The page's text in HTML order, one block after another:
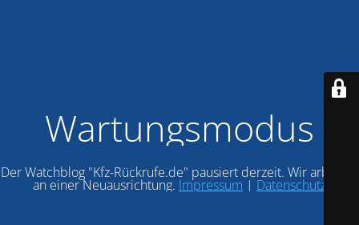
Wartungsmodus
Der Watchblog "Kfz-Rückrufe.de" pausiert derzeit. Wir arbeiten
an einer Neuausrichtung. Impressum | Datenschutz